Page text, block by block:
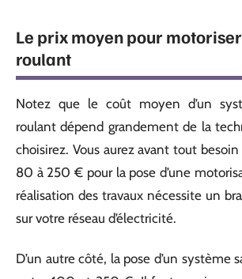
Le prix moyen pour
roulant
Notez que le coût moyen d’un
roulant dépend grandement de la
choisirez. Vous aurez avant tout
80 à 250 € pour la pose d’une
réalisation des travaux nécessite un
sur votre réseau d’électricité.
D’un autre côté, la pose d’un système